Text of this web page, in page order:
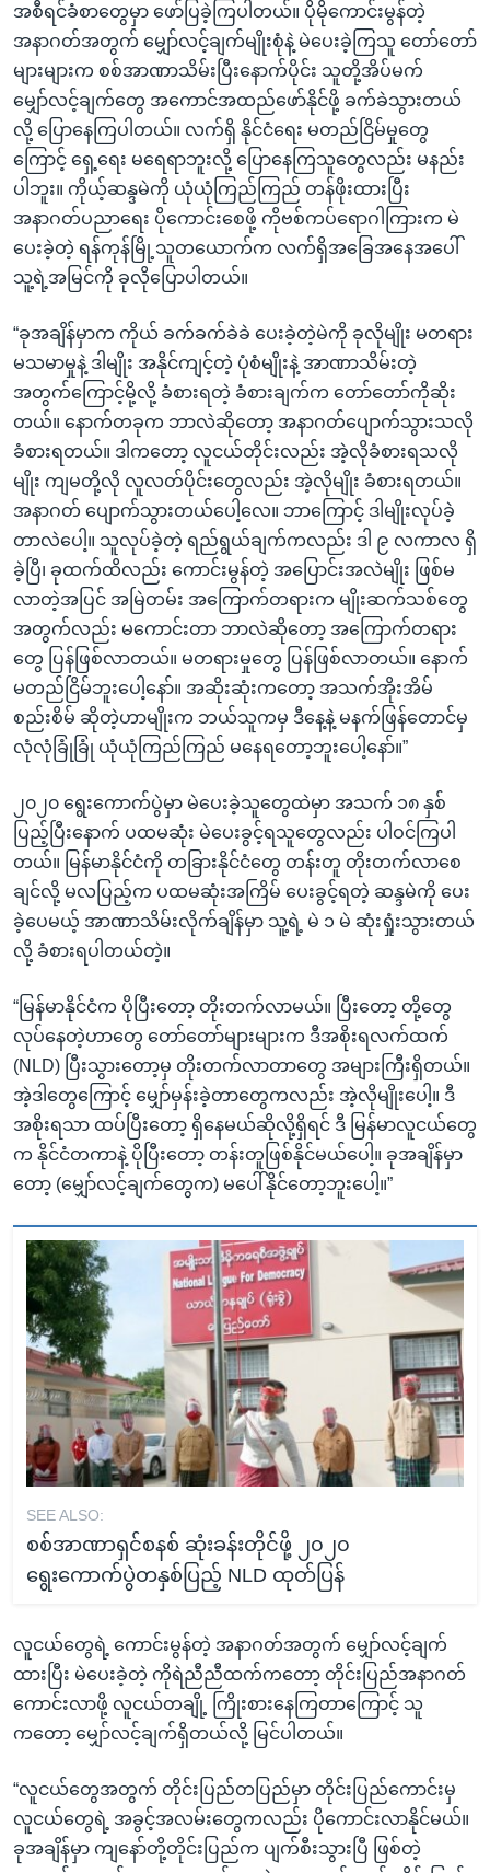
အစီရင်ခံစာတွေမှာ ဖော်ပြခဲ့ကြပါတယ်။ ပိုမိုကောင်းမွန်တဲ့
အနာဂတ်အတွက် မျှော်လင့်ချက်မျိုးစုံနဲ့ မဲပေးခဲ့ကြသူ တော်တော်
များများက စစ်အာဏာသိမ်းပြီးနောက်ပိုင်း သူတို့အိပ်မက်
မျှော်လင့်ချက်တွေ အကောင်အထည်ဖော်နိုင်ဖို့ ခက်ခဲသွားတယ်
လို့ ပြောနေကြပါတယ်။ လက်ရှိ နိုင်ငံရေး မတည်ငြိမ်မှုတွေ
ကြောင့် ရှေ့ရေး မရေရာဘူးလို့ ပြောနေကြသူတွေလည်း မနည်း
ပါဘူး။ ကိုယ့်ဆန္ဒမဲကို ယုံယုံကြည်ကြည် တန်ဖိုးထားပြီး
အနာဂတ်ပညာရေး ပိုကောင်းစေဖို့ ကိုဗစ်ကပ်ရောဂါကြားက မဲ
ပေးခဲ့တဲ့ ရန်ကုန်မြို့သူတယောက်က လက်ရှိအခြေအနေအပေါ်
သူ့ရဲ့အမြင်ကို ခုလိုပြောပါတယ်။
“ခုအချိန်မှာက ကိုယ် ခက်ခက်ခဲခဲ ပေးခဲ့တဲ့မဲကို ခုလိုမျိုး မတရား
မသမာမှုနဲ့ ဒါမျိုး အနိုင်ကျင့်တဲ့ ပုံစံမျိုးနဲ့ အာဏာသိမ်းတဲ့
အတွက်ကြောင့်မို့လို့ ခံစားရတဲ့ ခံစားချက်က တော်တော်ကိုဆိုး
တယ်။ နောက်တခုက ဘာလဲဆိုတော့ အနာဂတ်ပျောက်သွားသလို
ခံစားရတယ်။ ဒါကတော့ လူငယ်တိုင်းလည်း အဲ့လိုခံစားရသလို
မျိုး ကျမတို့လို လူလတ်ပိုင်းတွေလည်း အဲ့လိုမျိုး ခံစားရတယ်။
အနာဂတ် ပျောက်သွားတယ်ပေါ့လေ။ ဘာကြောင့် ဒါမျိုးလုပ်ခဲ့
တာလဲပေါ့။ သူလုပ်ခဲ့တဲ့ ရည်ရွယ်ချက်ကလည်း ဒါ ၉ လကာလ ရှိ
ခဲ့ပြီ၊ ခုထက်ထိလည်း ကောင်းမွန်တဲ့ အပြောင်းအလဲမျိုး ဖြစ်မ
လာတဲ့အပြင် အမြဲတမ်း အကြောက်တရားက မျိုးဆက်သစ်တွေ
အတွက်လည်း မကောင်းတာ ဘာလဲဆိုတော့ အကြောက်တရား
တွေ ပြန်ဖြစ်လာတယ်။ မတရားမှုတွေ ပြန်ဖြစ်လာတယ်။ နောက်
မတည်ငြိမ်ဘူးပေါ့နော်။ အဆိုးဆုံးကတော့ အသက်အိုးအိမ်
စည်းစိမ် ဆိုတဲ့ဟာမျိုးက ဘယ်သူကမှ ဒီနေ့နဲ့ မနက်ဖြန်တောင်မှ
လုံလုံခြုံခြုံ ယုံယုံကြည်ကြည် မနေရတော့ဘူးပေါ့နော်။”
၂၀၂၀ ရွေးကောက်ပွဲမှာ မဲပေးခဲ့သူတွေထဲမှာ အသက် ၁၈ နှစ်
ပြည့်ပြီးနောက် ပထမဆုံး မဲပေးခွင့်ရသူတွေလည်း ပါဝင်ကြပါ
တယ်။ မြန်မာနိုင်ငံကို တခြားနိုင်ငံတွေ တန်းတူ တိုးတက်လာစေ
ချင်လို့ မလပြည့်က ပထမဆုံးအကြိမ် ပေးခွင့်ရတဲ့ ဆန္ဒမဲကို ပေး
ခဲ့ပေမယ့် အာဏာသိမ်းလိုက်ချိန်မှာ သူ့ရဲ့ မဲ ၁ မဲ ဆုံးရှုံးသွားတယ်
လို့ ခံစားရပါတယ်တဲ့။
“မြန်မာနိုင်ငံက ပိုပြီးတော့ တိုးတက်လာမယ်။ ပြီးတော့ တို့တွေ
လုပ်နေတဲ့ဟာတွေ တော်တော်များများက ဒီအစိုးရလက်ထက်
(NLD) ပြီးသွားတော့မှ တိုးတက်လာတာတွေ အများကြီးရှိတယ်။
အဲ့ဒါတွေကြောင့် မျှော်မှန်းခဲ့တာတွေကလည်း အဲ့လိုမျိုးပေါ့။ ဒီ
အစိုးရသာ ထပ်ပြီးတော့ ရှိနေမယ်ဆိုလို့ရှိရင် ဒီ မြန်မာလူငယ်တွေ
က နိုင်ငံတကာနဲ့ ပိုပြီးတော့ တန်းတူဖြစ်နိုင်မယ်ပေါ့။ ခုအချိန်မှာ
တော့ (မျှော်လင့်ချက်တွေက) မပေါ်နိုင်တော့ဘူးပေါ့။”
SEE ALSO:
စစ်အာဏာရှင်စနစ် ဆုံးခန်းတိုင်ဖို့ ၂၀၂၀
ရွေးကောက်ပွဲတနှစ်ပြည့် NLD ထုတ်ပြန်
လူငယ်တွေရဲ့ ကောင်းမွန်တဲ့ အနာဂတ်အတွက် မျှော်လင့်ချက်
ထားပြီး မဲပေးခဲ့တဲ့ ကိုရဲညီညီထက်ကတော့ တိုင်းပြည်အနာဂတ်
ကောင်းလာဖို့ လူငယ်တချို့ ကြိုးစားနေကြတာကြောင့် သူ
ကတော့ မျှော်လင့်ချက်ရှိတယ်လို့ မြင်ပါတယ်။
“လူငယ်တွေအတွက် တိုင်းပြည်တပြည်မှာ တိုင်းပြည်ကောင်းမှ
လူငယ်တွေရဲ့ အခွင့်အလမ်းတွေကလည်း ပိုကောင်းလာနိုင်မယ်။
ခုအချိန်မှာ ကျနော်တို့တိုင်းပြည်က ပျက်စီးသွားပြီ ဖြစ်တဲ့